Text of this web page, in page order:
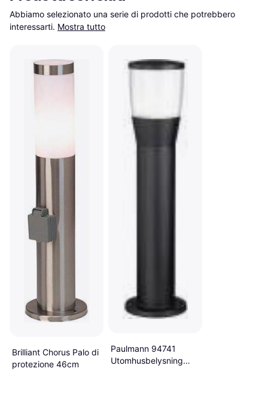
Abbiamo selezionato una serie di prodotti che potrebbero
interessarti. Mostra tutto
Brilliant Chorus Palo di
protezione 46cm
Paulmann 94741
Utomhusbelysning